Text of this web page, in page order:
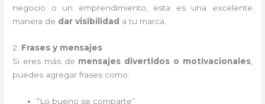
negocio o un emprendimiento, esta es una excelente
manera de dar visibilidad a tu marca.
2. Frases y mensajes
Si eres más de mensajes divertidos o motivacionales,
puedes agregar frases como:
“Lo bueno se comparte”